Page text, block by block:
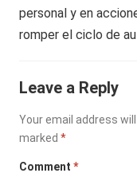
personal y en
romper el ciclo de
Leave a Reply
Your email address
marked*
Comment*